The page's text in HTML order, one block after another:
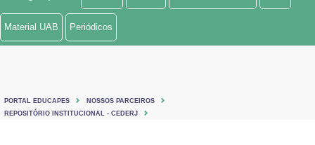
Ministério de Minas e Energia
Ministério do Turismo
Material UAB Periódicos
PORTAL EDUCAPES
NOSSOS PARCEIROS
REPOSITÓRIO INSTITUCIONAL - CEDERJ